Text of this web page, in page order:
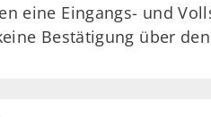
eine Eingangs- und
Bestätigung über